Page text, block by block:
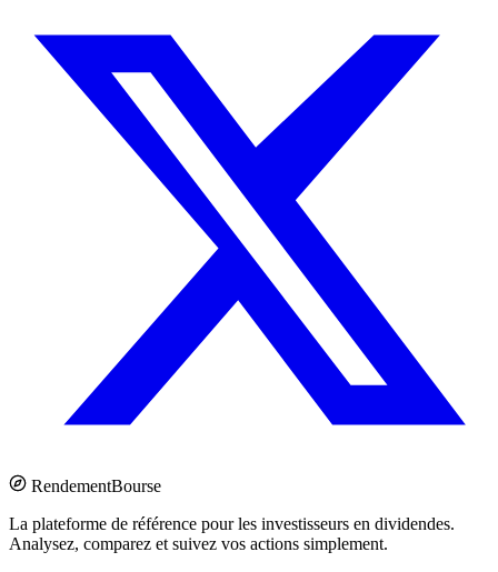
RendementBourse
La plateforme de référence pour les investisseurs en dividendes.
Analysez, comparez et suivez vos actions simplement.